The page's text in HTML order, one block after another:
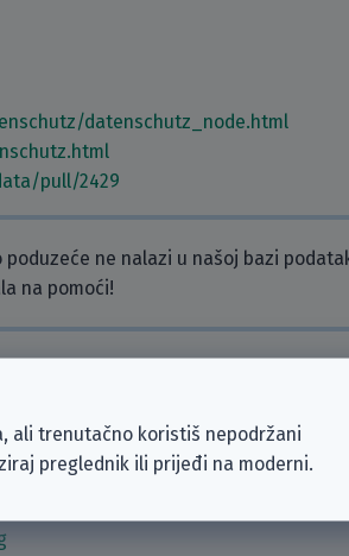
datenschutz_node.html
pull/2429
ne nalazi u našoj bazi
na pomoći!
AG (ASEAG)
ali trenutačno koristiš nepodržani
preglednik ili prijeđi na moderni.